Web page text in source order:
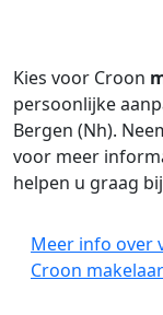
Kies voor Croon
persoonlijke
Bergen (Nh).
voor meer
helpen u graag
Meer info over
Croon